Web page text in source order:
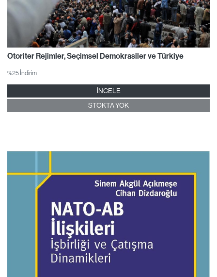
Otoriter Rejimler, Seçimsel Demokrasiler ve Türkiye
%25 İndirim
İNCELE
STOKTA YOK